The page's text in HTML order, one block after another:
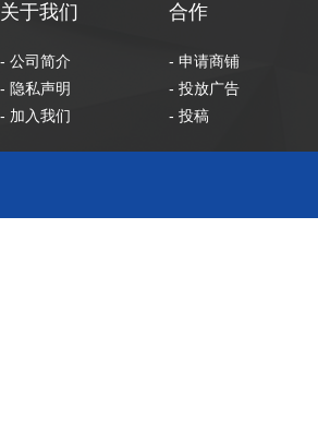
关于我们
- 公司简介
- 隐私声明
- 加入我们
合作
- 申请商铺
- 投放广告
- 投稿